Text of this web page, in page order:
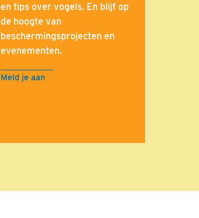
en tips over vogels. En blijf op
de hoogte van
beschermingsprojecten en
evenementen.
Meld je aan